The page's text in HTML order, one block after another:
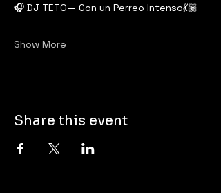
🎧 DJ TETO— Con un Perreo Intenso💃🏽
Show More
Share this event